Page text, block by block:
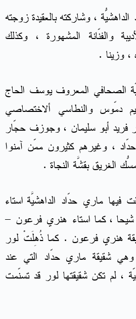
، وشاركته بالعقيدة زوجتهُ
والفنّانة المشهورة ، وكذلك
، وزينا .
الصحافي المعروف يوسف الحاج
دمّوس والنطاسي ألاختصاصي
فريد أبو سليمان ، وجوزف حجّار
، وغيرهم كثيرون ممّن آمنوا
الغريق بقشَّة النجاة .
فيها ماري حدّاد الداهشيّة استاءَ
شيحا ، كما استاءَ هنري فرعون –
هنري فرعون . كما ذُهِلَتْ لور
شقيقة ماري حدّاد التي عند
، لم تكن شقيقتها لور قد تسنّمت